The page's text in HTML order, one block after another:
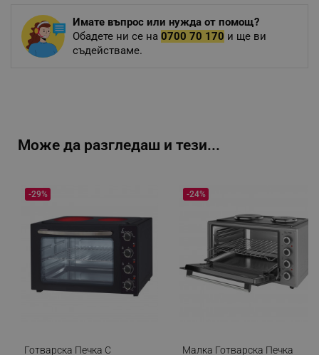
Имате въпрос или нужда от помощ?
Обадете ни се на 0700 70 170 и ще ви
съдействаме.
Може да разгледаш и тези...
Готварска Печка С
-29%
Малка Готварска Печка
-24%